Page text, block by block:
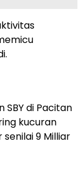
di Pacitan
kucuran
9 Milliar